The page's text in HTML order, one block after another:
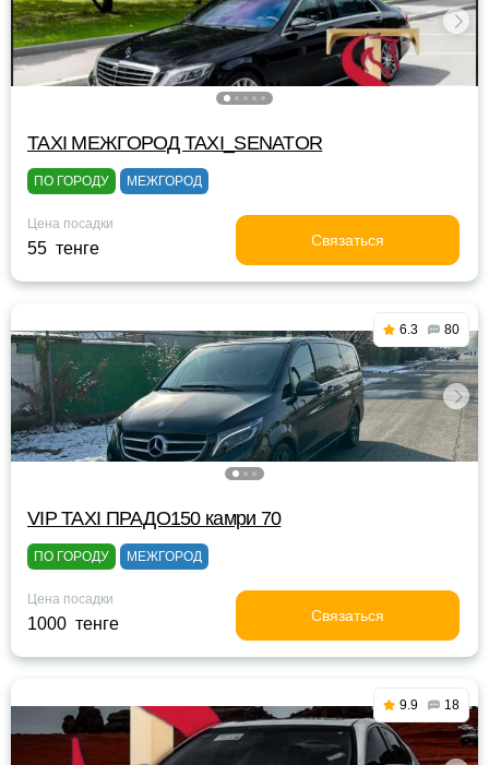
TAXI МЕЖГОРОД TAXI_SENATOR
ПО ГОРОДУ МЕЖГОРОД
Цена посадки
55 тенге Связаться
6.3 80
VIP TAXI ПРАДО150 камри 70
ПО ГОРОДУ МЕЖГОРОД
Цена посадки
1000 тенге Связаться
9.9 18